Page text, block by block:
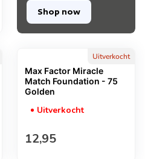
Shop now
Uitverkocht
Max Factor Miracle
Match Foundation - 75
Golden
Uitverkocht
Normale prijs
12,95